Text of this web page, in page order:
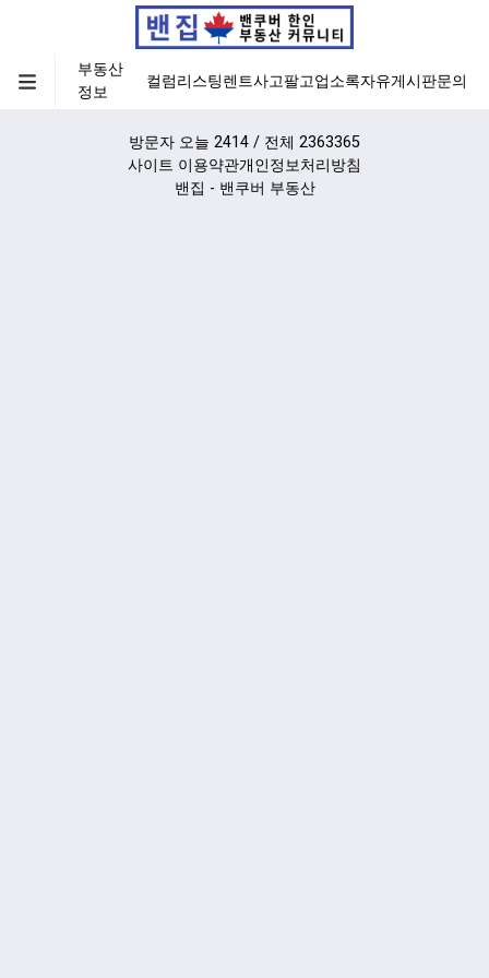
부동산
정보
컬럼리스팅렌트사고팔고업소록자유게시판문의
방문자 오늘 2414 / 전체 2363365
사이트 이용약관개인정보처리방침
밴집 - 밴쿠버 부동산